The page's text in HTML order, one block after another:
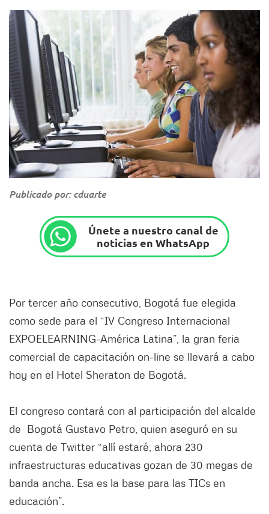
Publicado por: cduarte
Únete a nuestro canal de
noticias en WhatsApp
Por tercer año consecutivo, Bogotá fue elegida
como sede para el “IV Congreso Internacional
EXPOELEARNING-América Latina”, la gran feria
comercial de capacitación on-line se llevará a cabo
hoy en el Hotel Sheraton de Bogotá.
El congreso contará con al participación del alcalde
de Bogotá Gustavo Petro, quien aseguró en su
cuenta de Twitter “allí estaré, ahora 230
infraestructuras educativas gozan de 30 megas de
banda ancha. Esa es la base para las TICs en
educación”.